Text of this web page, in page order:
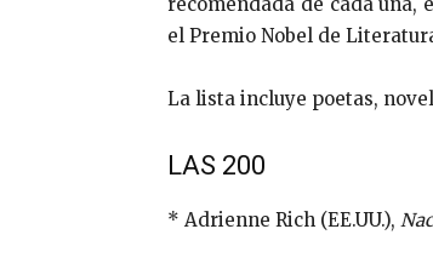
el Premio Nobel de
La lista incluye poetas,
LAS 200
* Adrienne Rich (EE.UU.),